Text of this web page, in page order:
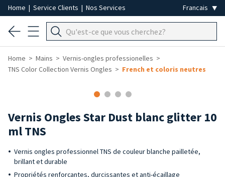
Home | Service Clients | Nos Services
Home Mains
Vernis-ongles professionelles
TNS Color Collection Vernis Ongles
French et coloris neutres
Vernis Ongles Star Dust blanc glitter 10
ml TNS
Vernis ongles professionnel TNS de couleur blanche pailletée,
brillant et durable
Propriétés renforçantes, durcissantes et anti-écaillage